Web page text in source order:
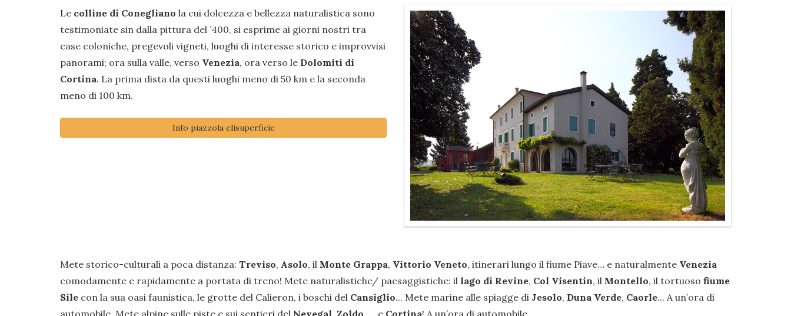
Le colline di Conegliano la cui dolcezza e bellezza naturalistica sono
testimoniate sin dalla pittura del ’400, si esprime ai giorni nostri tra
case coloniche, pregevoli vigneti, luoghi di interesse storico e improvvisi
panorami; ora sulla valle, verso Venezia, ora verso le Dolomiti di
Cortina. La prima dista da questi luoghi meno di 50 km e la seconda
meno di 100 km.
Info piazzola elisuperficie
Mete storico-culturali a poca distanza: Treviso, Asolo, il Monte Grappa, Vittorio Veneto, itinerari lungo il fiume Piave… e naturalmente Venezia
comodamente e rapidamente a portata di treno! Mete naturalistiche/ paesaggistiche: il lago di Revine, Col Visentin, il Montello, il tortuoso fiume
Sile con la sua oasi faunistica, le grotte del Calieron, i boschi del Cansiglio... Mete marine alle spiagge di Jesolo, Duna Verde, Caorle... A un’ora di
automobile. Mete alpine sulle piste e sui sentieri del Nevegal, Zoldo, ... e Cortina! A un’ora di automobile.